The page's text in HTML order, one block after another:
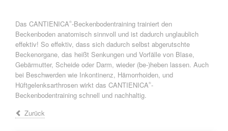
Das CANTIENICA®-Beckenbodentraining trainiert den
Beckenboden anatomisch sinnvoll und ist dadurch unglaublich
effektiv! So effektiv, dass sich dadurch selbst abgerutschte
Beckenorgane, das heißt Senkungen und Vorfälle von Blase,
Gebärmutter, Scheide oder Darm, wieder (be-)heben lassen. Auch
bei Beschwerden wie Inkontinenz, Hämorrhoiden, und
Hüftgelenksarthrosen wirkt das CANTIENICA®-
Beckenbodentraining schnell und nachhaltig.
Zurück